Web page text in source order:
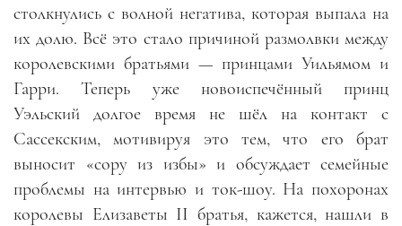
столкнулись с волной негатива, которая выпала на
их долю. Всё это стало причиной размолвки между
королевскими братьями — принцами Уильямом и
Гарри. Теперь уже новоиспечённый принц
Уэльский долгое время не шёл на контакт с
Сассекским, мотивируя это тем, что его брат
выносит «сору из избы» и обсуждает семейные
проблемы на интервью и ток-шоу. На похоронах
королевы Елизаветы II братья, кажется, нашли в